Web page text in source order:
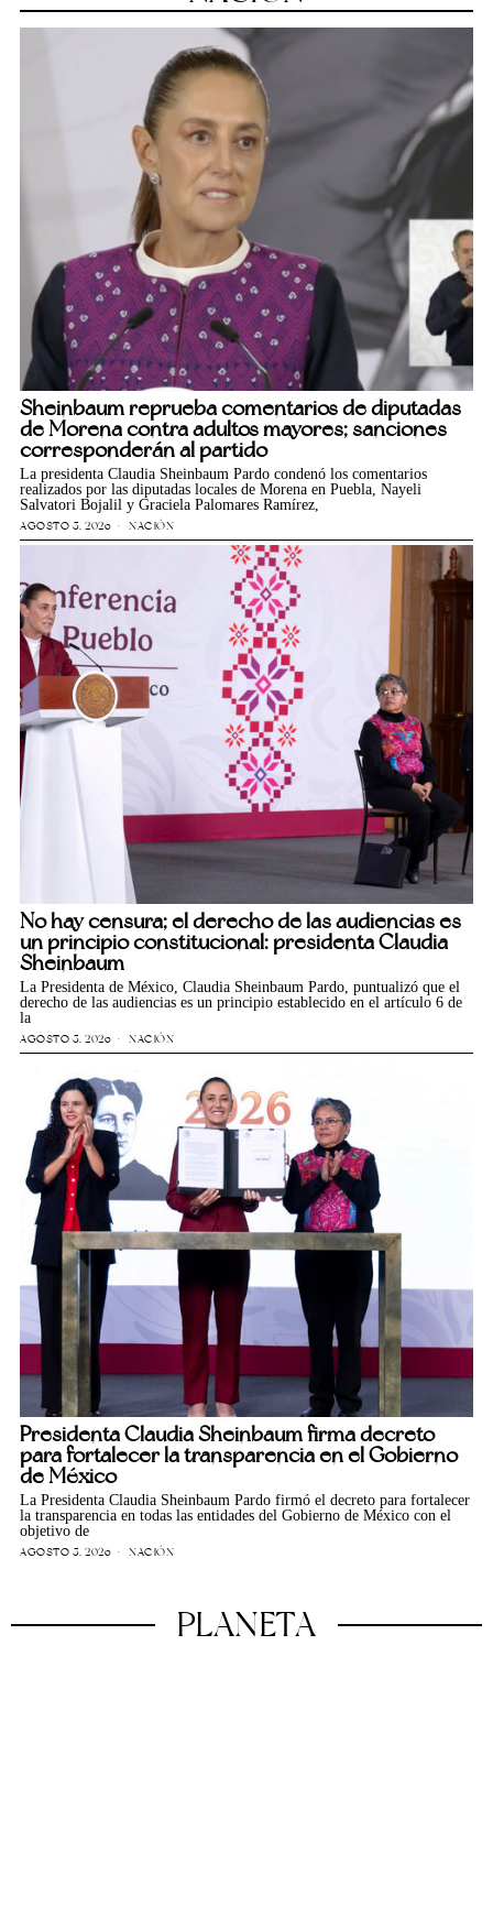
Sheinbaum reprueba comentarios de diputadas
de Morena contra adultos mayores; sanciones
corresponderán al partido
La presidenta Claudia Sheinbaum Pardo condenó los comentarios
realizados por las diputadas locales de Morena en Puebla, Nayeli
Salvatori Bojalil y Graciela Palomares Ramírez,
AGOSTO 5, 2026 NACIÓN
No hay censura; el derecho de las audiencias es
un principio constitucional: presidenta Claudia
Sheinbaum
La Presidenta de México, Claudia Sheinbaum Pardo, puntualizó que el
derecho de las audiencias es un principio establecido en el artículo 6 de
la
AGOSTO 5, 2026 NACIÓN
Presidenta Claudia Sheinbaum firma decreto
para fortalecer la transparencia en el Gobierno
de México
La Presidenta Claudia Sheinbaum Pardo firmó el decreto para fortalecer
la transparencia en todas las entidades del Gobierno de México con el
objetivo de
AGOSTO 5, 2026 NACIÓN
PLANETA